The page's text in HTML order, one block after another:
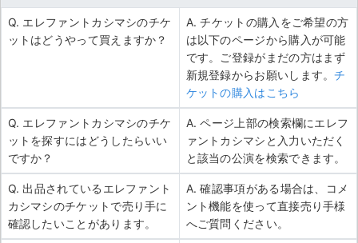
Q. エレファントカシマシのチケ
ットはどうやって買えますか？
A. チケットの購入をご希望の方
は以下のページから購入が可能
です。ご登録がまだの方はまず
新規登録からお願いします。チ
ケットの購入はこちら
Q. エレファントカシマシのチケ
ットを探すにはどうしたらいい
ですか？
A. ページ上部の検索欄にエレフ
ァントカシマシと入力いただく
と該当の公演を検索できます。
Q. 出品されているエレファント
カシマシのチケットで売り手に
確認したいことがあります。
A. 確認事項がある場合は、コメ
ント機能を使って直接売り手様
へご質問ください。